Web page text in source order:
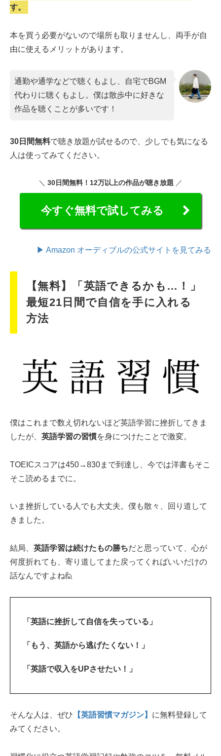
す。
本を買う必要がないので場所も取りませんし、両手が自
由に使えるメリットがあります。
通勤や通学などで聴くもよし、自宅でBGM
代わりに聴くもよし。僕は散歩中に好きな
作品を聴くことが多いです！
30日間無料で聴き放題が試せるので、少しでも気になる
人は使ってみてください。
＼ 30日間無料！12万以上の作品が聴き放題 ／
今すぐ無料で試してみる
▶ Amazon オーディブルの公式サイトを見てみる
【無料】「英語できるかも…！」
最短21日間で自信を手に入れる
方法
僕はこれまで数え切れないほど英語学習に挫折してきま
したが、 英語学習の習慣を身につけたことで激変。
TOEICスコアは450→830まで到達し、今では洋書もそこ
そこ読めるまでに。
いま挫折している人でも大丈夫。僕も散々、回り道して
きました。
結局、 英語学習は続けたもの勝ちだと思っていて、心が
何度折れても、寄り道してまた戻ってくればいいだけの
話なんですよね🙋‍
「英語に挫折して自信を失っている」
「もう、英語から逃げたくない！」
「英語で収入をUPさせたい！」
そんな人は、ぜひ 【英語習慣マガジン】 に無料登録して
みてください。